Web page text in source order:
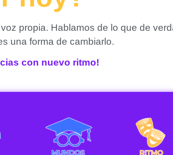
propia. Hablamos de lo que de
una forma de cambiarlo.
con nuevo ritmo!